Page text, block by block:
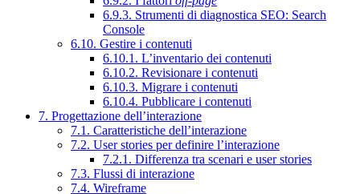
6.9.3. Strumenti di diagnostica SEO: Search
Console
6.10. Gestire i contenuti
6.10.1. L’inventario dei contenuti
6.10.2. Revisionare i contenuti
6.10.3. Migrare i contenuti
6.10.4. Pubblicare i contenuti
7. Progettazione dell’interazione
7.1. Caratteristiche dell’interazione
7.2. User stories per definire l’interazione
7.2.1. Differenza tra scenari e user stories
7.3. Flussi di interazione
7.4. Wireframe